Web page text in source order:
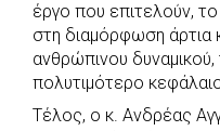
έργο που επιτελούν,
στη διαμόρφωση άρτια
ανθρώπινου
πολυτιμότερο
Τέλος, ο κ. Ανδρέας